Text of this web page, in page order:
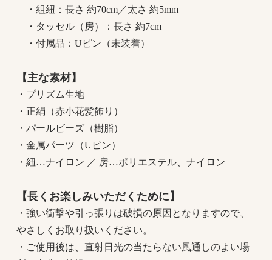
・組紐：長さ 約70cm／太さ 約5mm
・タッセル（房）：長さ 約7cm
・付属品：Uピン（未装着）
【主な素材】
・プリズム生地
・正絹（赤小花髪飾り）
・パールビーズ（樹脂）
・金属パーツ（Uピン）
・紐…ナイロン ／ 房…ポリエステル、ナイロン
【長くお楽しみいただくために】
・強い衝撃や引っ張りは破損の原因となりますので、
やさしくお取り扱いください。
・ご使用後は、直射日光の当たらない風通しのよい場